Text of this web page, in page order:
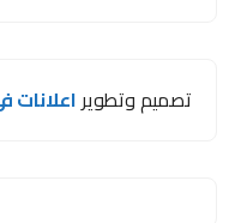
تصميم وتطويراعلانات